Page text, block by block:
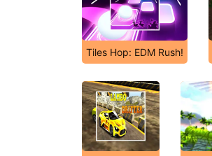
Tiles Hop: EDM Rush!